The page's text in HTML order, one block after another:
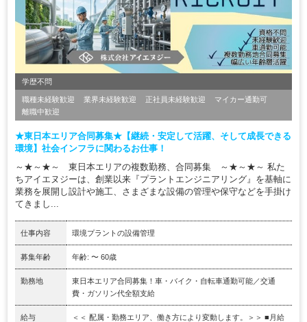
学歴不問
職種未経験歓迎 業界未経験歓迎 正社員未経験歓迎
マイカー通勤可
離職中歓迎
★東日本エリア合同募集★【継続・安定して活躍、そして成長できる
環境】社会インフラに関わるお仕事！
～★～★～ 東日本エリアの複数勤務、合同募集 ～★～★～ 私た
ちアイエヌジーは、創業以来『プラントエンジニアリング』を基軸に
業務を展開し設計や施工、さまざまな設備の管理や保守などを手掛け
てきまし...
仕事内容 環境プラントの設備管理
募集年齢 年齢: 〜 60歳
勤務地
東日本エリア合同募集！車・バイク・自転車通勤可能／交通
費・ガソリン代全額支給
給与
＜＜ 配属・勤務エリア、働き方により変動します。＞＞ ■月給